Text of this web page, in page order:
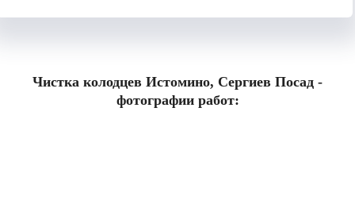
Чистка колодцев Истомино, Сергиев Посад -
фотографии работ: